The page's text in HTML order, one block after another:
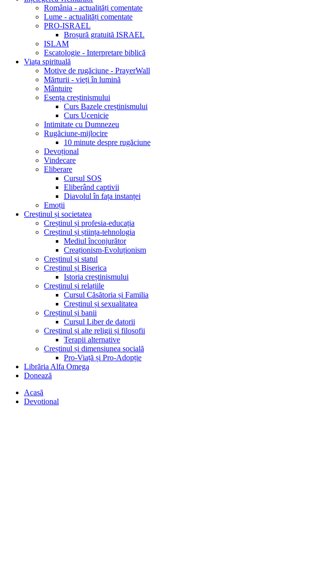
România - actualități comentate
Lume - actualități comentate
PRO-ISRAEL
Broșură gratuită ISRAEL
ISLAM
Escatologie - Interpretare biblică
Viața spirituală
Motive de rugăciune - PrayerWall
Mărturii - vieți în lumină
Mântuire
Esența creștinismului
Curs Bazele creștinismului
Curs Ucenicie
Intimitate cu Dumnezeu
Rugăciune-mijlocire
10 minute despre rugăciune
Devoțional
Vindecare
Eliberare
Cursul SOS
Eliberând captivii
Diavolul în fața instanței
Emoții
Creștinul și societatea
Creștinul și profesia-educația
Creștinul și știința-tehnologia
Mediul înconjurător
Creaționism-Evoluționism
Creștinul și statul
Creștinul și Biserica
Istoria creștinismului
Creștinul și relațiile
Cursul Căsătoria și Familia
Creștinul și sexualitatea
Creștinul și banii
Cursul Liber de datorii
Creștinul și alte religii și filosofii
Terapii alternative
Creștinul și dimensiunea socială
Pro-Viață și Pro-Adopție
Librăria Alfa Omega
Donează
Acasă
Devotional